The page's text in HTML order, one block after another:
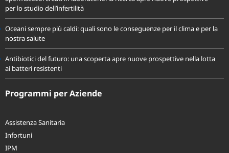
Spermatozoi creati in laboratorio: la ricerca apre nuove prospettive
per lo studio dell’infertilità
Oceani sempre più caldi: quali sono le conseguenze per il clima e per la
nostra salute
Antibiotici del futuro: una scoperta apre nuove prospettive nella lotta
ai batteri resistenti
Assistenza Sanitaria
Infortuni